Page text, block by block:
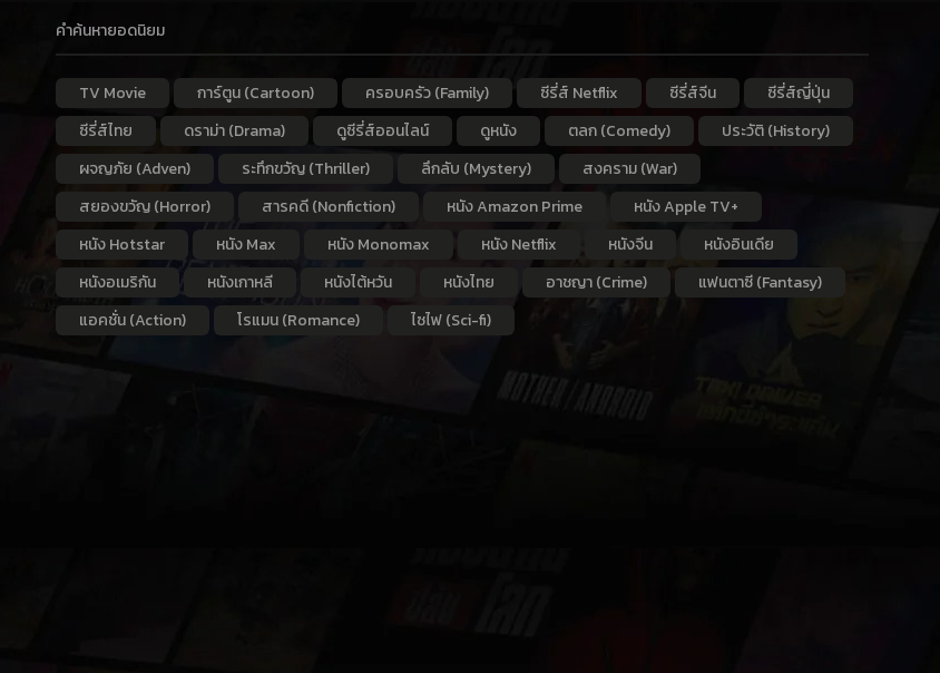
คำค้นหายอดนิยม
TV Movie การ์ตูน (Cartoon) ครอบครัว (Family) ซีรี่ส์ Netflix ซีรี่ส์จีน
ซีรี่ส์ญี่ปุ่น
ซีรี่ส์ไทย
ดราม่า (Drama) ดูซีรี่ส์ออนไลน์ ดูหนัง ตลก (Comedy)
ประวัติ (History)
ผจญภัย (Adven)
ระทึกขวัญ (Thriller) ลึกลับ (Mystery)
สงคราม (War)
สยองขวัญ (Horror)
สารคดี (Nonfiction) หนัง Amazon Prime
หนัง Apple TV+
หนัง Hotstar
หนัง Max หนัง Monomax หนัง Netflix หนังจีน
หนังอินเดีย
หนังอเมริกัน
หนังเกาหลี หนังไต้หวัน หนังไทย อาชญา (Crime)
แฟนตาซี (Fantasy)
แอคชั่น (Action)
โรแมน (Romance) ไซไฟ (Sci-fi)